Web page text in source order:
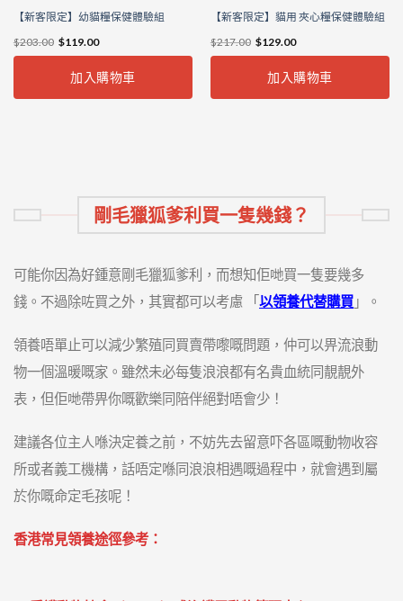
【新客限定】幼貓糧保健體驗組
$203.00 $119.00
加入購物車
【新客限定】貓用 夾心糧保健體驗組
$217.00 $129.00
加入購物車
剛毛獵狐爹利買一隻幾錢？
可能你因為好鍾意剛毛獵狐爹利，而想知佢哋買一隻要幾多
錢。不過除咗買之外，其實都可以考慮 「以領養代替購買 」。
領養唔單止可以減少繁殖同買賣帶嚟嘅問題，仲可以畀流浪動
物一個溫暖嘅家。雖然未必每隻浪浪都有名貴血統同靚靚外
表，但佢哋帶畀你嘅歡樂同陪伴絕對唔會少！
建議各位主人喺決定養之前，不妨先去留意吓各區嘅動物收容
所或者義工機構，話唔定喺同浪浪相遇嘅過程中，就會遇到屬
於你嘅命定毛孩呢！
香港常見領養途徑參考：